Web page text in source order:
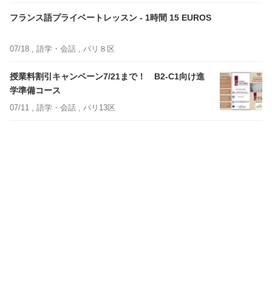
フランス語プライベートレッスン - 1時間 15 EUROS
07/18 , 語学・会話 , パリ８区
授業料割引キャンペーン7/21まで！ B2-C1向け進
学準備コース
07/11 , 語学・会話 , パリ13区